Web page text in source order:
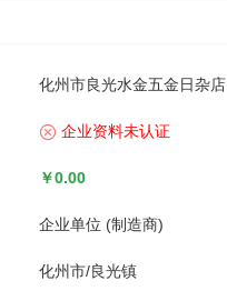
化州市良光水金五金日杂店
企业资料未认证
￥0.00
企业单位 (制造商)
化州市/良光镇